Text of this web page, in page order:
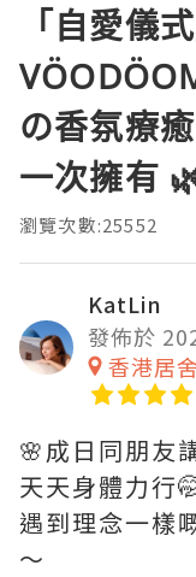
「自愛儀
の香氛療
一次擁有
瀏覽次數:25552
KatLin
發佈於
香港居舍
🌸成日同朋友
天天身體力行
遇到理念一樣
～